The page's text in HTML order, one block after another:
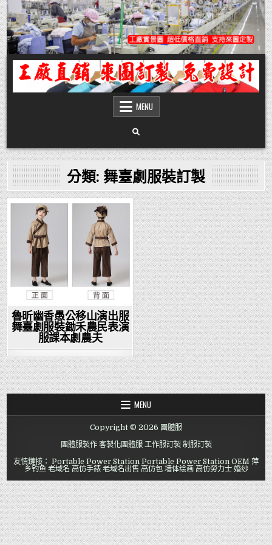
Skip
to
content
團體服
團體服製作,公司企業工作制服POLO衫T恤訂製推薦,做班系校服定製價格,台灣香
港客製化衣服裝工廠商
MENU
分類: 舞臺劇服裝訂製
Posted
in
魯昕幽香愚公移山演出服
舞臺劇服裝鋤禾農民表演
服課本劇農夫
MENU
Copyright © 2026 團體服
團體服製作 客製化團體服 工作服訂製 制服訂製
友情鏈接： Portable Power Station Portable Power Station OEM 萍
乡钓鱼 老域名 高仿手錶 老域名出售 高仿包 墙体绘画 高仿勞力士 婚纱